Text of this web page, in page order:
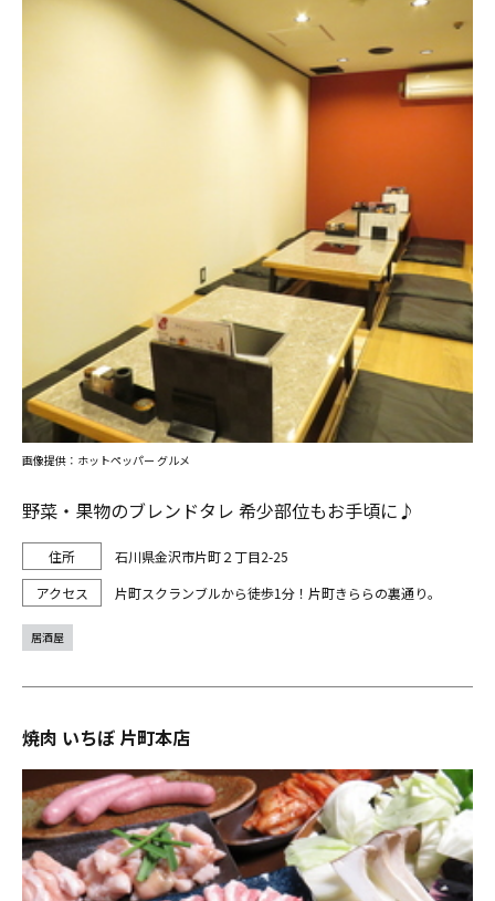
野菜・果物のブレンドタレ 希少部位もお手頃に♪
石川県金沢市片町２丁目2-25
片町スクランブルから徒歩1分！片町きららの裏通り。
画像提供：ホットペッパー グルメ
居酒屋
焼肉 いちぼ 片町本店